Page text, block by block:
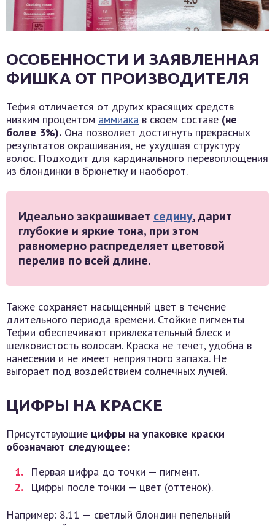
ОСОБЕННОСТИ И ЗАЯВЛЕННАЯ
ФИШКА ОТ ПРОИЗВОДИТЕЛЯ
Тефия отличается от других красящих средств
низким процентом аммиака в своем составе (не
более 3%). Она позволяет достигнуть прекрасных
результатов окрашивания, не ухудшая структуру
волос. Подходит для кардинального перевоплощения
из блондинки в брюнетку и наоборот.
Идеально закрашивает седину, дарит
глубокие и яркие тона, при этом
равномерно распределяет цветовой
перелив по всей длине.
Также сохраняет насыщенный цвет в течение
длительного периода времени. Стойкие пигменты
Тефии обеспечивают привлекательный блеск и
шелковистость волосам. Краска не течет, удобна в
нанесении и не имеет неприятного запаха. Не
выгорает под воздействием солнечных лучей.
ЦИФРЫ НА КРАСКЕ
Присутствующие цифры на упаковке краски
обозначают следующее:
Первая цифра до точки — пигмент.
Цифры после точки — цвет (оттенок).
Например: 8.11 — светлый блондин пепельный